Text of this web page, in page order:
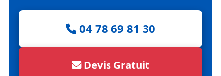
04 78 69 81 30
Devis Gratuit